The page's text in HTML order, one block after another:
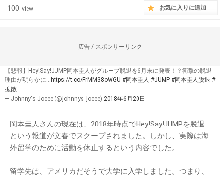
100 view お気に入りに追加
広告 / スポンサーリンク
【悲報】Hey!Say!JUMP岡本圭人がグループ脱退を6月末に発表！？衝撃の脱退
理由が明らかに… https://t.co/FrMM38oWGU #岡本圭人 #JUMP #岡本圭人脱退 #
拡散
— Johnny's Jocee (@johnnys_jocee) 2018年6月20日
岡本圭人さんの現在は、2018年時点でHey!Say!JUMPを脱退
という報道が文春でスクープされました。しかし、実際は海
外留学のために活動を休止するという内容でした。
留学先は、アメリカだそうで大学に入学しました。つまり、